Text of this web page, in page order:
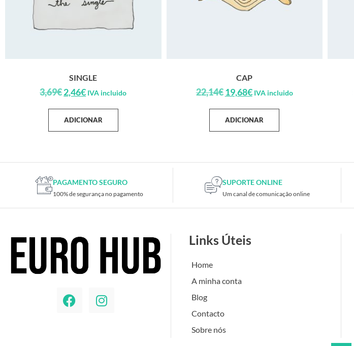
SINGLE
3,69€2,46€ IVA incluido
ADICIONAR
CAP
22,14€19,68€ IVA incluido
ADICIONAR
PAGAMENTO SEGURO
100% de segurança no pagamento
SUPORTE ONLINE
Um canal de comunicação online
Links Úteis
Home
A minha conta
Blog
Contacto
Sobre nós